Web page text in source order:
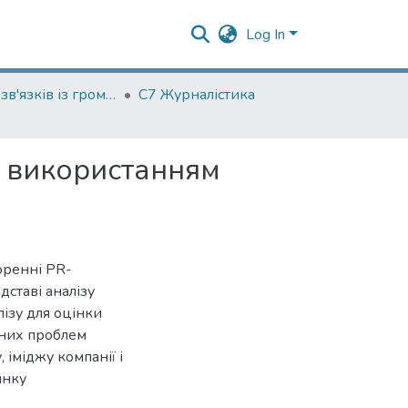
Log In
Кафедра зв'язків із громадськістю
С7 Журналістика
використанням
PR-
аналізу
для оцінки
проблем
компанії і